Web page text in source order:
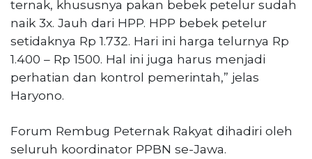
ternak, khususnya pakan bebek petelur sudah
naik 3x. Jauh dari HPP. HPP bebek petelur
setidaknya Rp 1.732. Hari ini harga telurnya Rp
1.400 – Rp 1500. Hal ini juga harus menjadi
perhatian dan kontrol pemerintah,” jelas
Haryono.
Forum Rembug Peternak Rakyat dihadiri oleh
seluruh koordinator PPBN se-Jawa.